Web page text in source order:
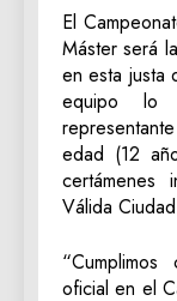
El
Máster será
en esta justa
equipo lo
edad (12
certámenes
Válida
oficial en el